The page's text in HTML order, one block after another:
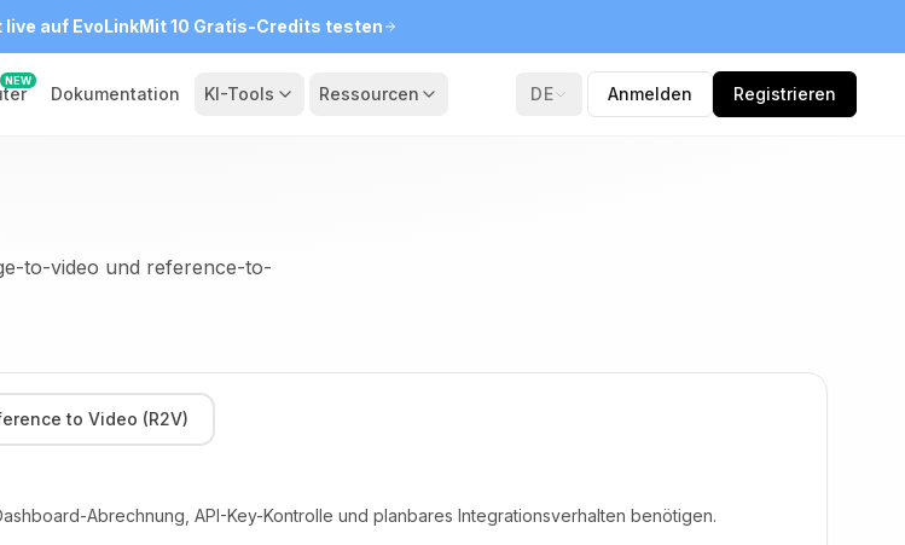
live auf EvoLinkMit 10 Gratis-Credits testen
NEW
Dokumentation KI-Tools Ressourcen DE Anmelden Registrieren
to-video und reference-to-
to Video (R2V)
Abrechnung, API-Key-Kontrolle und planbares Integrationsverhalten benötigen.